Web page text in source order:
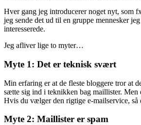
Hver gang jeg introducerer noget nyt, som
jeg sende det ud til en gruppe mennesker
interesserede.
Jeg afliver lige to myter…
Myte 1: Det er teknisk svært
Min erfaring er at de fleste bloggere tror at
sætte sig ind i teknikken bag maillister. Men
Hvis du vælger den rigtige e-mailservice, så
Myte 2: Maillister er spam